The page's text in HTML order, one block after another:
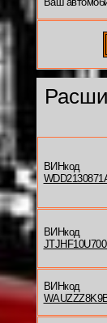
ВИНкод
ВИНкод
ВИНкод